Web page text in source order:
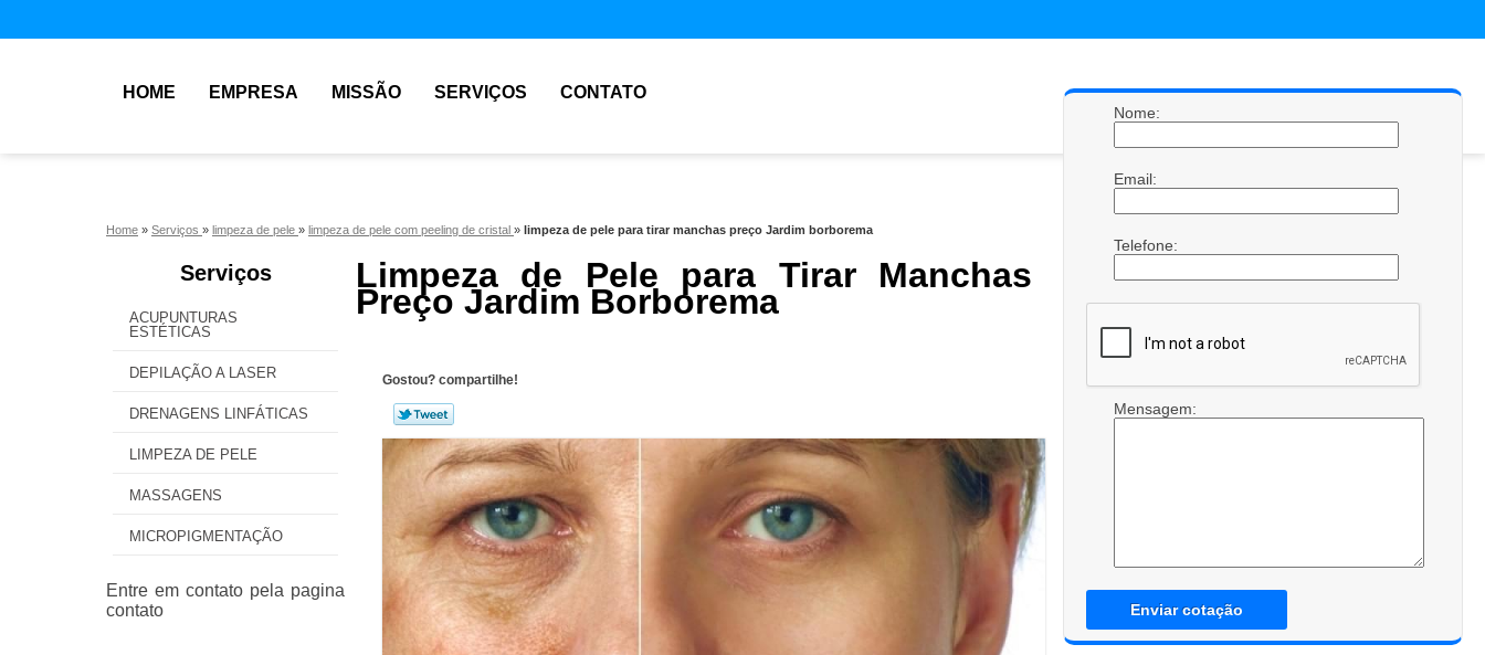
HOME EMPRESA MISSÃO SERVIÇOS CONTATO
Home » Serviços » limpeza de pele » limpeza de pele com peeling de cristal » limpeza de pele para tirar manchas preço Jardim borborema
Serviços
ACUPUNTURAS
ESTÉTICAS
DEPILAÇÃO A LASER
DRENAGENS LINFÁTICAS
LIMPEZA DE PELE
MASSAGENS
MICROPIGMENTAÇÃO
Limpeza de Pele para Tirar Manchas
Preço Jardim Borborema
Gostou? compartilhe!
Nome:
Email:
Telefone:
Mensagem:
Enviar cotação